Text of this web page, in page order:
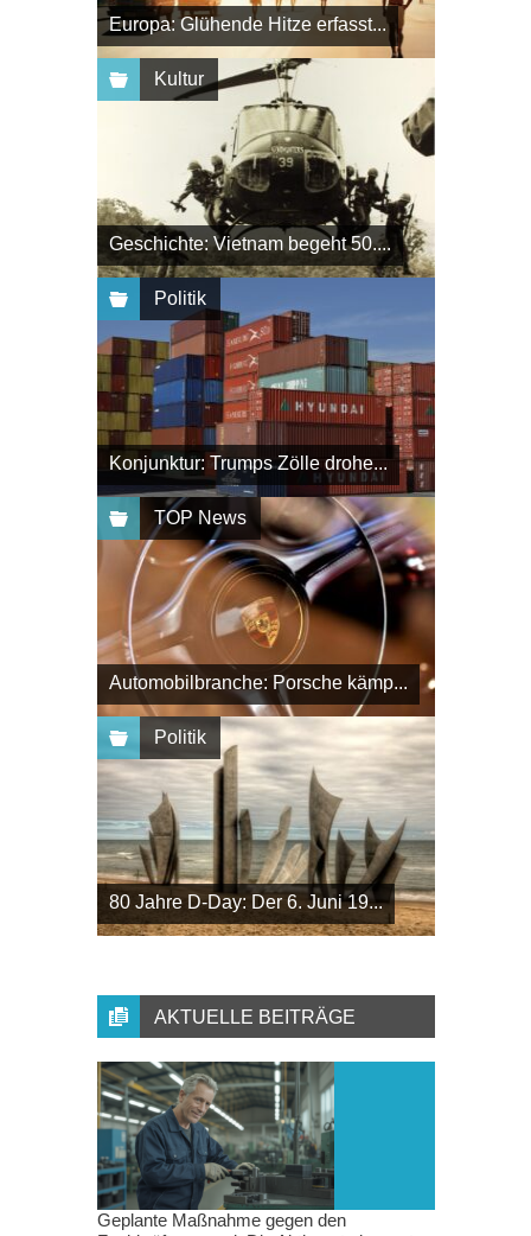
Europa: Glühende Hitze erfasst...
Kultur
Geschichte: Vietnam begeht 50....
Politik
Konjunktur: Trumps Zölle drohe...
TOP News
Automobilbranche: Porsche kämp...
Politik
80 Jahre D-Day: Der 6. Juni 19...
AKTUELLE BEITRÄGE
Geplante Maßnahme gegen den